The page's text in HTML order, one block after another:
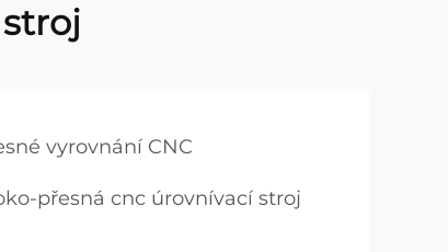
vyrovnání CNC
přesná cnc úrovnívací stroj